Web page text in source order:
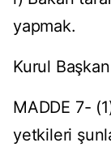
yapmak.
Kurul
MADDE 7-
yetkileri